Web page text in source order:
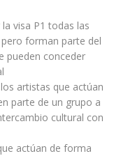
visa P1 todas las
forman parte del
pueden conceder
artistas que actúan
parte de un grupo a
cultural con
actúan de forma